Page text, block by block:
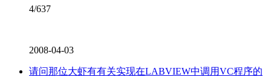
4/637
2008-04-03
请问那位大虾有有关实现在LABVIEW中调用VC程序的